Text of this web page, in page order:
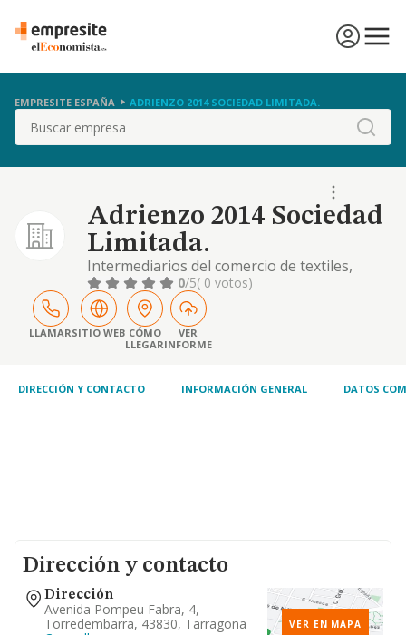
EMPRESITE ESPAÑA ADRIENZO 2014 SOCIEDAD LIMITADA.
Buscar
Adrienzo 2014 Sociedad
Limitada.
Intermediarios del comercio de textiles,
prendas de vestir y calzado su comercio al
por mayor y menor. actividades de jardineria
0/5( 0 votos)
LLAMARSITIO WEB CÓMO
LLEGAR
VER
INFORME
DIRECCIÓN Y CONTACTO INFORMACIÓN GENERAL DATOS
Dirección y contacto
Dirección
Avenida Pompeu Fabra, 4,
Torredembarra, 43830, Tarragona
VER EN MAPA